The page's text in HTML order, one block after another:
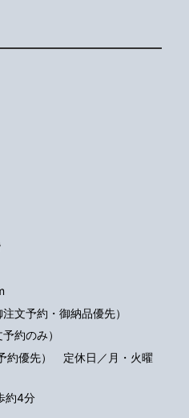
文予約・御納品優先）
約のみ）
約優先） 定休日／月・火曜
約4分